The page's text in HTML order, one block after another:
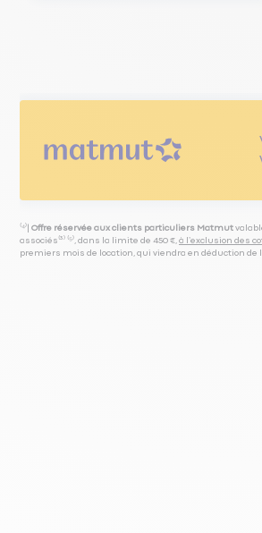
⁽⁴⁾| Offre réservée aux clients particuliers Matmut
associés⁽³⁾ ⁽⁵⁾, dans la limite de 450 €, à l’exclusion des
premiers mois de location, qui viendra en déduction de